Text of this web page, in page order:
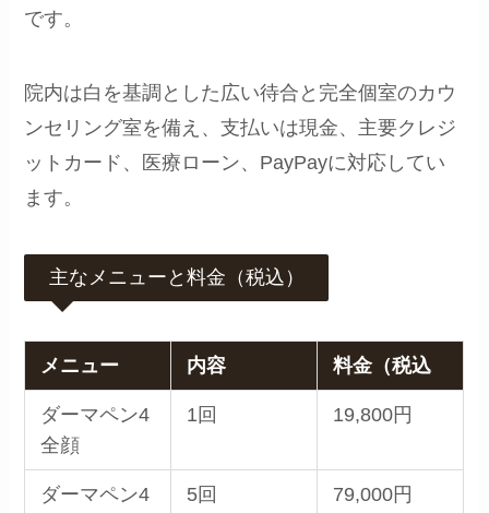
です。
院内は白を基調とした広い待合と完全個室のカウ
ンセリング室を備え、支払いは現金、主要クレジ
ットカード、医療ローン、PayPayに対応してい
ます。
主なメニューと料金（税込）
メニュー 内容 料金（税込
ダーマペン4
全顔
1回 19,800円
ダーマペン4 5回 79,000円